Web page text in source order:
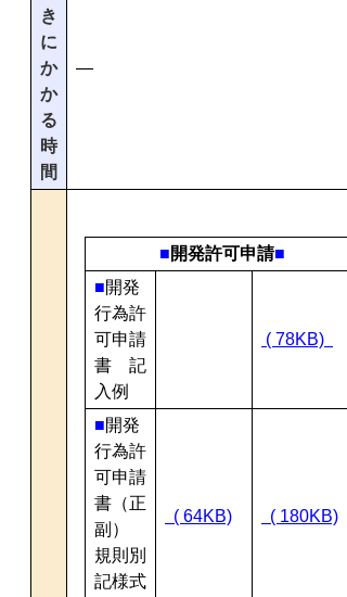
き
に
か
か
る
時
間
―
■開発許可申請■
■開発
行為許
可申請
書 記
入例
( 78KB)
■開発
行為許
可申請
書（正
副）
規則別
記様式
( 64KB) ( 180KB)